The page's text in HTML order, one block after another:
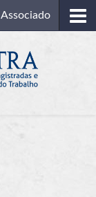
Associado